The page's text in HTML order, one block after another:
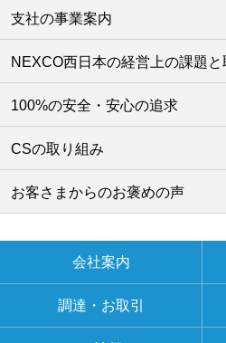
支社の事業案内
NEXCO西日本の経営上の課題と
100%の安全・安心の追求
CSの取り組み
お客さまからのお褒めの声
会社案内
調達・お取引